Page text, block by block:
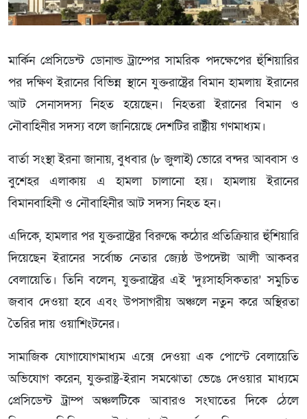
মার্কিন প্রেসিডেন্ট ডোনাল্ড ট্রাম্পের সামরিক পদক্ষেপের হুঁশিয়ারির
পর দক্ষিণ ইরানের বিভিন্ন স্থানে যুক্তরাষ্ট্রের বিমান হামলায় ইরানের
আট সেনাসদস্য নিহত হয়েছেন। নিহতরা ইরানের বিমান ও
নৌবাহিনীর সদস্য বলে জানিয়েছে দেশটির রাষ্ট্রীয় গণমাধ্যম।
বার্তা সংস্থা ইরনা জানায়, বুধবার (৮ জুলাই) ভোরে বন্দর আব্বাস ও
বুশেহর এলাকায় এ হামলা চালানো হয়। হামলায় ইরানের
বিমানবাহিনী ও নৌবাহিনীর আট সদস্য নিহত হন।
এদিকে, হামলার পর যুক্তরাষ্ট্রের বিরুদ্ধে কঠোর প্রতিক্রিয়ার হুঁশিয়ারি
দিয়েছেন ইরানের সর্বোচ্চ নেতার জ্যেষ্ঠ উপদেষ্টা আলী আকবর
বেলায়েতি। তিনি বলেন, যুক্তরাষ্ট্রের এই ‘দুঃসাহসিকতার’ সমুচিত
জবাব দেওয়া হবে এবং উপসাগরীয় অঞ্চলে নতুন করে অস্থিরতা
তৈরির দায় ওয়াশিংটনের।
সামাজিক যোগাযোগমাধ্যম এক্সে দেওয়া এক পোস্টে বেলায়েতি
অভিযোগ করেন, যুক্তরাষ্ট্র-ইরান সমঝোতা ভেঙে দেওয়ার মাধ্যমে
প্রেসিডেন্ট ট্রাম্প অঞ্চলটিকে আবারও সংঘাতের দিকে ঠেলে